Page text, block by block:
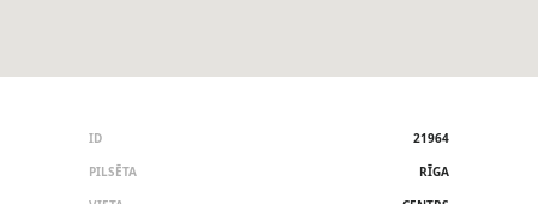
ID
21964
PILSĒTA
RĪGA